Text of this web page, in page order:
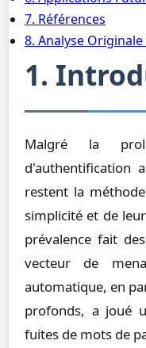
7. Références
8. Analyse
1.
Malgré la
d'authentification
restent la
simplicité et de
prévalence fait
vecteur de
automatique, en
profonds, a joué
fuites de mots de